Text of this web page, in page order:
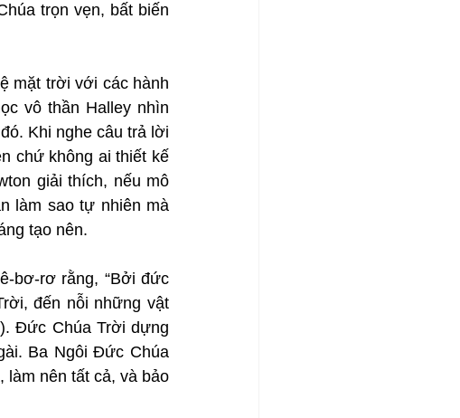
trọn vẹn, bất biến
mặt trời với các hành
vô thần Halley nhìn
Khi nghe câu trả lời
chứ không ai thiết kế
giải thích, nếu mô
làm sao tự nhiên mà
tạo nên.
bơ-rơ rằng, “Bởi đức
đến nỗi những vật
Đức Chúa Trời dựng
Ba Ngôi Đức Chúa
nên tất cả, và bảo